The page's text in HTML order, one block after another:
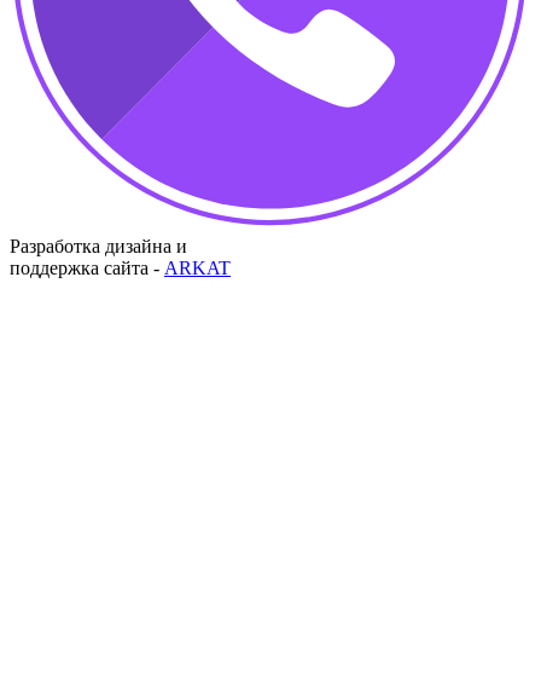
Разработка дизайна и
поддержка сайта - ARKAT